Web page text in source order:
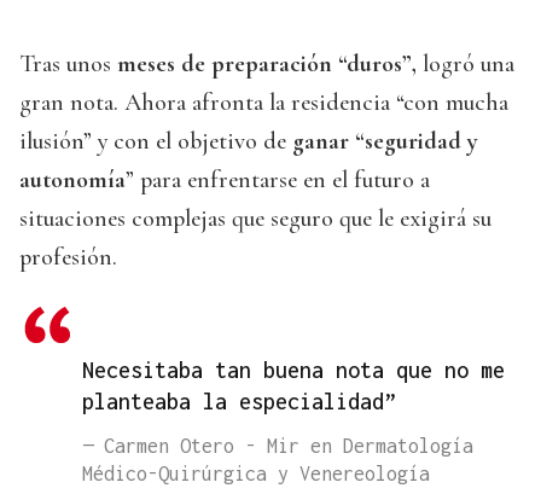
Tras unos meses de preparación “duros”, logró una
gran nota. Ahora afronta la residencia “con mucha
ilusión” y con el objetivo de ganar “seguridad y
autonomía” para enfrentarse en el futuro a
situaciones complejas que seguro que le exigirá su
profesión.
Necesitaba tan buena nota que no me
planteaba la especialidad”
— Carmen Otero - Mir en Dermatología
Médico-Quirúrgica y Venereología